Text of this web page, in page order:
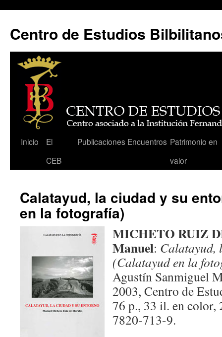
Centro de Estudios
Saltar
Inicio
El
CEB
Publicaciones Encuentros Patrimonio en
valor
Calatayud, la ciudad y su
en la fotografía)
MICHETO RUIZ
Manuel: Calatayud,
(Calatayud en la
Agustín Sanmiguel
2003, Centro de
76 p., 33 il. en
7820-713-9.